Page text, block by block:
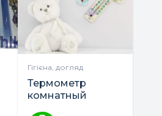
Гігієна, догляд
Термометр
комнатный